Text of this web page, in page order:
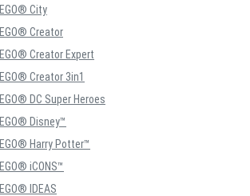
LEGO® City
LEGO® Creator
LEGO® Creator Expert
LEGO® Creator 3in1
LEGO® DC Super Heroes
LEGO® Disney™
LEGO® Harry Potter™
LEGO® iCONS™
LEGO® IDEAS